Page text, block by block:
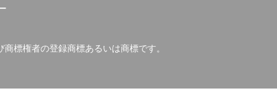
標権者の登録商標あるいは商標です。